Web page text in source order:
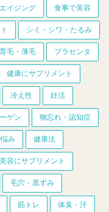
イジング 食事で美容
シミ・シワ・たるみ
育毛・薄毛 プラセンタ
健康にサプリメント
冷え性 妊活
ゲン 物忘れ・認知症
み 健康法
美容にサプリメント
毛穴・黒ずみ
筋トレ 体臭・汗